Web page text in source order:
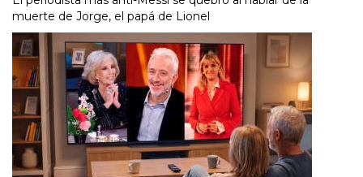
muerte de Jorge, el papá de Lionel